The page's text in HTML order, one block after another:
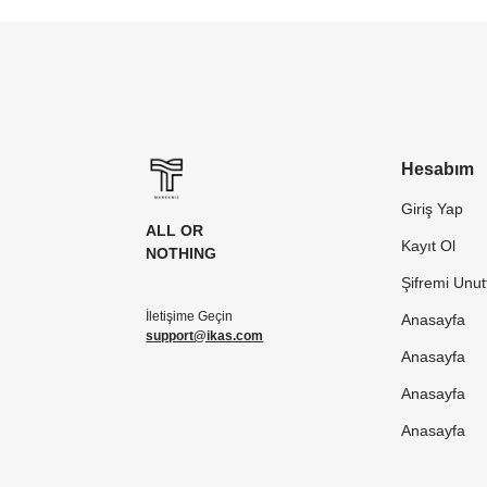
ALL OR
NOTHING
İletişime Geçin
support@ikas.com
Hesabım
Giriş Yap
Kayıt Ol
Şifremi
Anasayfa
Anasayfa
Anasayfa
Anasayfa